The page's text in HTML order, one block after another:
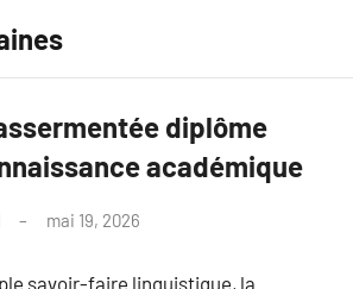
diplôme
académique
mai 19, 2026
savoir-faire linguistique, la